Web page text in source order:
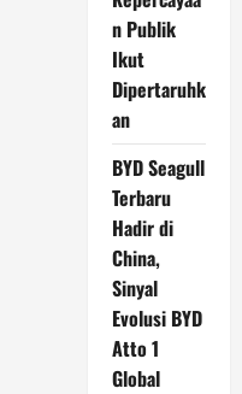
n Publik
Ikut
Dipertaruhk
an
BYD Seagull
Terbaru
Hadir di
China,
Sinyal
Evolusi BYD
Atto 1
Global